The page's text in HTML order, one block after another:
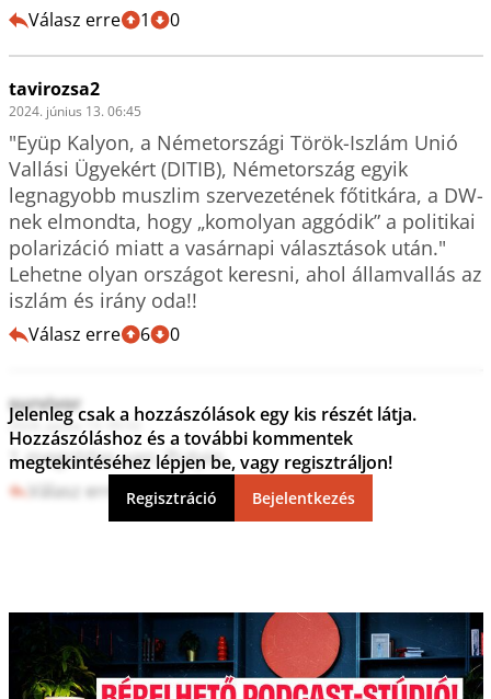
Válasz erre 1 0
tavirozsa2
2024. június 13. 06:45
"Eyüp Kalyon, a Németországi Török-Iszlám Unió
Vallási Ügyekért (DITIB), Németország egyik
legnagyobb muszlim szervezetének főtitkára, a DW-
nek elmondta, hogy „komolyan aggódik” a politikai
polarizáció miatt a vasárnapi választások után."
Lehetne olyan országot keresni, ahol államvallás az
iszlám és irány oda!!
Válasz erre 6 0
survivor
2024. június 13. 05:52
1 megoldas van: Putyin.
Válasz erre 0 0
Jelenleg csak a hozzászólások egy kis részét látja.
Hozzászóláshoz és a további kommentek
megtekintéséhez lépjen be, vagy regisztráljon!
Regisztráció Bejelentkezés